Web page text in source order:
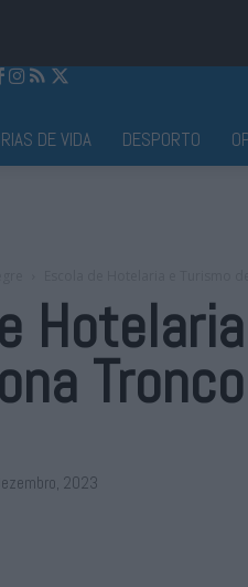
DE VIDA DESPORTO
2023